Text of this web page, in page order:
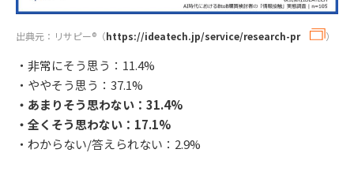
出典元：リサピー®︎（https://ideatech.jp/service/research-pr ）
・非常にそう思う：11.4%
・ややそう思う：37.1%
・あまりそう思わない：31.4%
・全くそう思わない：17.1%
・わからない/答えられない：2.9%